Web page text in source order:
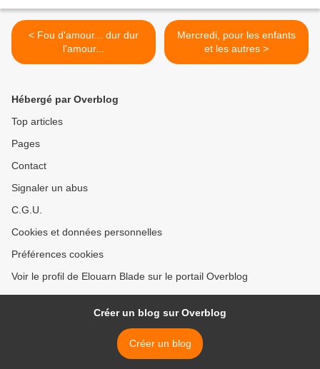
< Fou d'amour... dur dur
l'amour...
Mercredi, pour les enfants
et les autres >
Hébergé par Overblog
Top articles
Pages
Contact
Signaler un abus
C.G.U.
Cookies et données personnelles
Préférences cookies
Voir le profil de Elouarn Blade sur le portail Overblog
Créer un blog sur Overblog
Créer un blog